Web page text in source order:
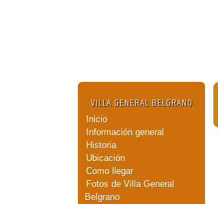
VILLA GENERAL BELGRANO
Inicio
Información general
Historia
Ubicación
Como llegar
Fotos de Villa General
Belgrano